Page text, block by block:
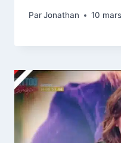
ParJonathan 10